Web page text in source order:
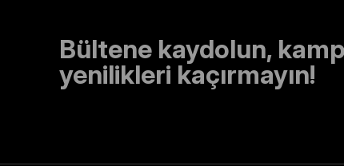
Bültene kaydolun,
yenilikleri kaçırmayın!